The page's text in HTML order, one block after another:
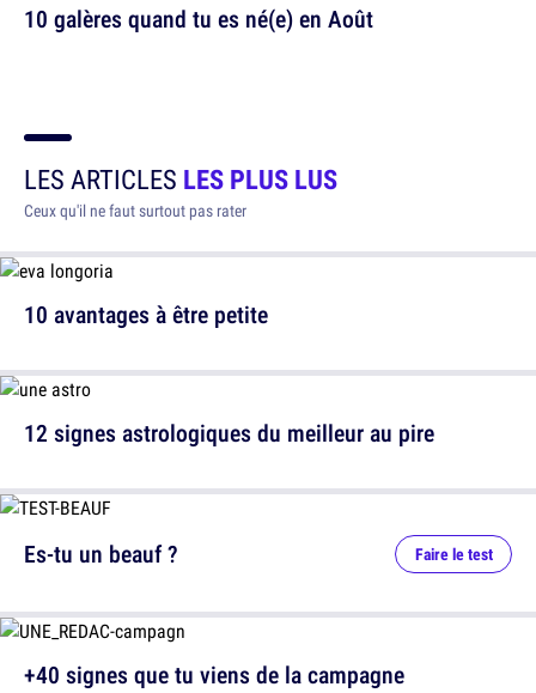
10 galères quand tu es né(e) en Août
LES ARTICLES LES PLUS LUS
Ceux qu'il ne faut surtout pas rater
10 avantages à être petite
12 signes astrologiques du meilleur au pire
Es-tu un beauf ? Faire le test
+40 signes que tu viens de la campagne